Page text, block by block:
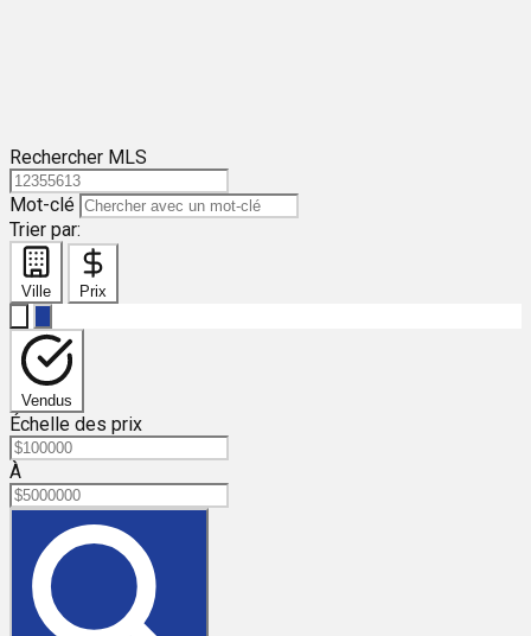
Rechercher MLS
Mot-clé
Trier par:
Ville Prix
Vendus
Échelle des prix
À